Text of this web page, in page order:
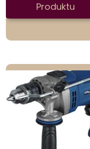
Produktu